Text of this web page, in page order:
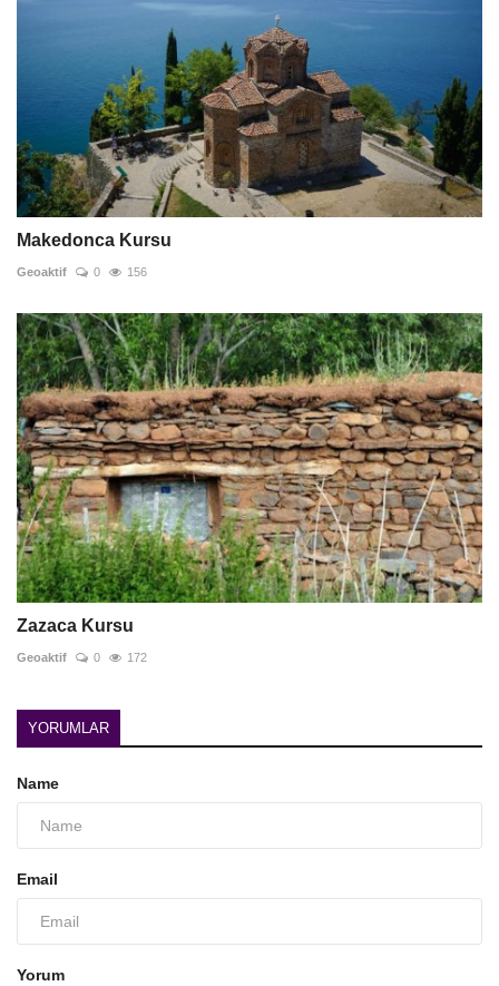
Makedonca Kursu
Geoaktif 0 156
Zazaca Kursu
Geoaktif 0 172
YORUMLAR
Name
Email
Yorum